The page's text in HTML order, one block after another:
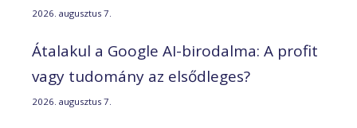
2026. augusztus 7.
Átalakul a Google AI-birodalma: A profit
vagy tudomány az elsődleges?
2026. augusztus 7.